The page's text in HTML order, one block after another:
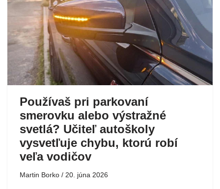
Používaš pri parkovaní
smerovku alebo výstražné
svetlá? Učiteľ autoškoly
vysvetľuje chybu, ktorú robí
veľa vodičov
Martin Borko 20. júna 2026